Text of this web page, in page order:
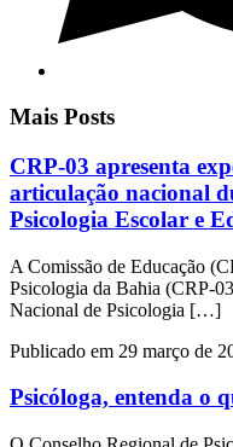
Mais Posts
CRP-03 apresenta
articulação nacional
Psicologia Escolar e
A Comissão de Educação
Psicologia da Bahia (CRP-
Nacional de Psicologia […]
Publicado em 29 março de
Psicóloga, entenda o